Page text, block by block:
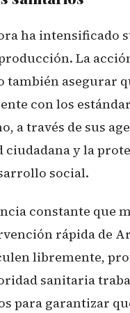
ha intensificado
La
asegurar
con los
a través de sus
y la
social.
constante que
rápida de
libremente,
sanitaria
para garantizar